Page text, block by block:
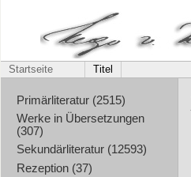
Startseite Titel
Primärliteratur (2515)
Werke in Übersetzungen
(307)
Sekundärliteratur (12593)
Rezeption (37)